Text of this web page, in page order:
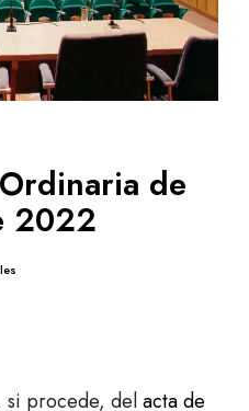
de
2022
si procede, delacta de